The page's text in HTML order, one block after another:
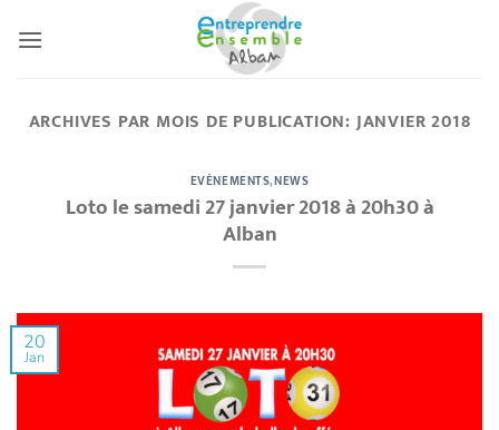
ARCHIVES PAR MOIS DE PUBLICATION:JANVIER 2018
EVÉNEMENTS,NEWS
Loto le samedi 27 janvier 2018 à 20h30 à
Alban
20
Jan